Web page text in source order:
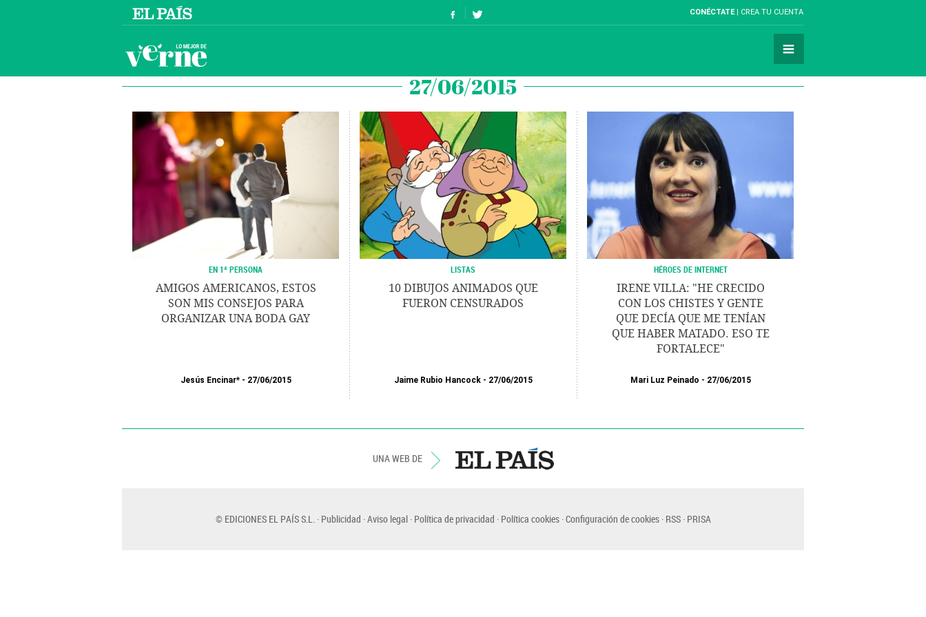
CONÉCTATE CREA TU CUENTA
27/06/2015
EN 1ª PERSONA
AMIGOS AMERICANOS, ESTOS
SON MIS CONSEJOS PARA
ORGANIZAR UNA BODA GAY
Jesús Encinar* 27/06/2015
LISTAS
10 DIBUJOS ANIMADOS QUE
FUERON CENSURADOS
Jaime Rubio Hancock 27/06/2015
HÉROES DE INTERNET
IRENE VILLA: "HE CRECIDO
CON LOS CHISTES Y GENTE
QUE DECÍA QUE ME TENÍAN
QUE HABER MATADO. ESO TE
FORTALECE"
Mari Luz Peinado 27/06/2015
UNA WEB DE
© EDICIONES EL PAÍS S.L. Publicidad Aviso legal Política de privacidad Política cookies Configuración de cookies RSS PRISA